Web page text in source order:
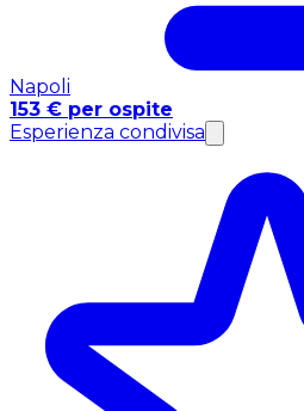
Napoli
153 € per ospite
Esperienza condivisa